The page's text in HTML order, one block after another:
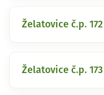
Želatovice č.p. 172
Želatovice č.p. 173